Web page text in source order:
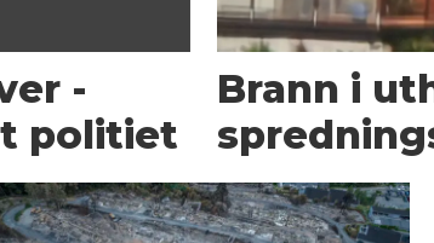
-
politiet
Brann i